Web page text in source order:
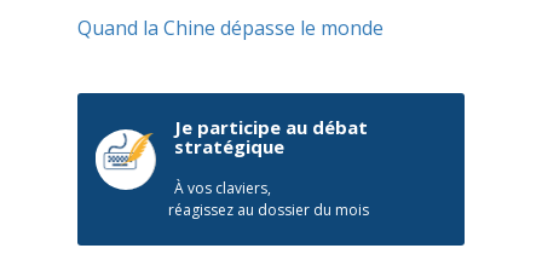
Quand la Chine dépasse le monde
Je participe au débat
stratégique
À vos claviers,
réagissez au dossier du mois